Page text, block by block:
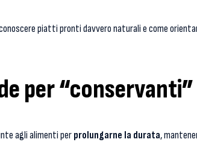
piatti pronti davvero naturali e come
per
agli alimenti perprolungarne la durata,